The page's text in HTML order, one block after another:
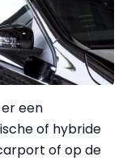
een
of hybride
of op de